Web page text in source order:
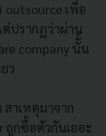
outsource เพื่อ
ปรากฏว่าผ่าน
company นัั้น
ว
าเหตุมาจาก
ถูกซื้อตัวกันเยอะ